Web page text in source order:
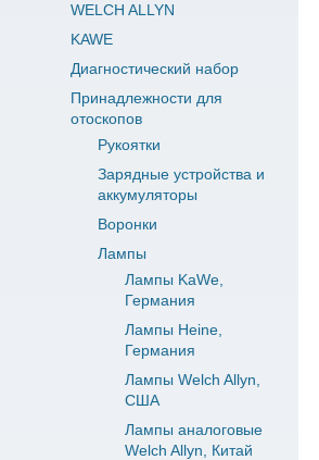
WELCH ALLYN
KAWE
Диагностический набор
Принадлежности для
отоскопов
Рукоятки
Зарядные устройства и
аккумуляторы
Воронки
Лампы
Лампы KaWe,
Германия
Лампы Heine,
Германия
Лампы Welch Allyn,
США
Лампы аналоговые
Welch Allyn, Китай